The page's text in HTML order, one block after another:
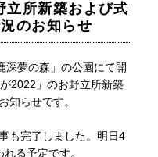
立所新築および式
のお知らせ
深夢の森」の公園にて開
2022」のお野立所新築
知らせです。
も完了しました。明日4
る予定です。